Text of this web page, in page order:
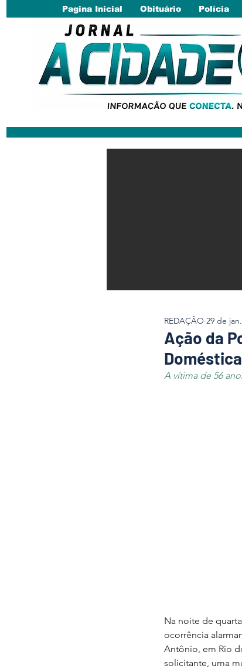
Pagina Inicial Obituário Polícia
Ação da
REDAÇÃO 29 de jan.
A vítima de 56
Na noite de
ocorrência
Antônio, em Rio
solicitante, uma